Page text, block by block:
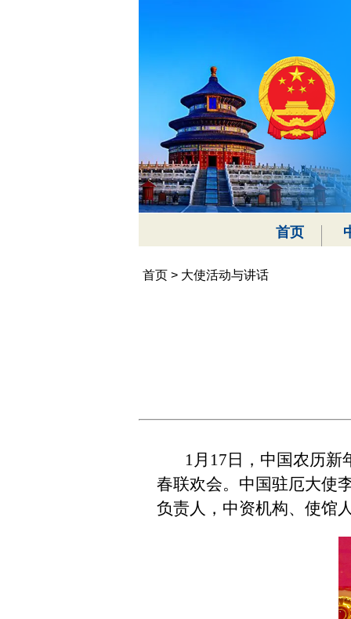
首页
首页 > 大使活动与讲话
1月17日，中国农历
春联欢会。中国驻厄大使
负责人，中资机构、使馆